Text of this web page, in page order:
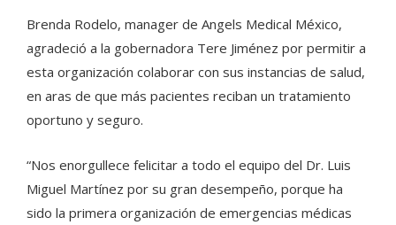
Brenda Rodelo, manager de Angels Medical México,
agradeció a la gobernadora Tere Jiménez por permitir a
esta organización colaborar con sus instancias de salud,
en aras de que más pacientes reciban un tratamiento
oportuno y seguro.
“Nos enorgullece felicitar a todo el equipo del Dr. Luis
Miguel Martínez por su gran desempeño, porque ha
sido la primera organización de emergencias médicas